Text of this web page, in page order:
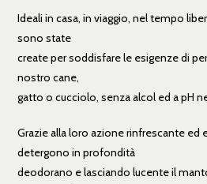
Ideali in casa, in viaggio, nel tempo
sono state
create per soddisfare le esigenze di
nostro cane,
gatto o cucciolo, senza alcol ed a pH
Grazie alla loro azione rinfrescante
detergono in profondità
deodorano e lasciando lucente il